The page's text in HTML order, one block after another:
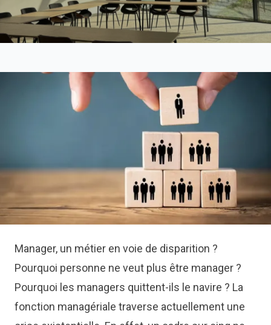
Manager, un métier en voie de disparition ?
Pourquoi personne ne veut plus être manager ? Pourquoi les managers quittent-ils le navire ? La fonction managériale traverse actuellement une crise existentielle. En effet, un cadre sur cinq ne souhaite plus exercer de fonction d'encadrement, et ce chiffre monte à 70% chez les salariés qui ne veulent jamais devenir manager. Ces tendances sont encore plus prononcées chez la nouvelle génération, la fameuse Gen Z. Vous pourriez penser que vos offres d'emploi, parsemées de mots tels que "leadership", "coordination", "encadrement", ou de phrases comme "vous recruterez votre propre équipe", attirent davantage de talents. Mais en réalité, ce n'est pas si sûr. 👍 Pour ma génération, arrivée sur le marché du travail au début des années 2000, le management était perçu comme un objectif, un Graal, un accomplissement. Cependant, les vocations managériales se font de plus en plus rares. Pourquoi une telle indifférence, une telle désaffection pour le management d’équipe ? Comment l’imaginaire représentatif des jeunes cadres a-t-il pu en arriver là ? Et surtout, comment (re)donner envie pour les rôles d’encadrement en entreprise ? Quatre raisons pour lesquelles devenir manager ne fait plus autant rêver qu’avant 1. Une surcharge de travail et le poids des responsabilités Le rôle de manager est de plus en plus perçu comme stressant, principalement en raison de l'accélération du changement dans le contexte économique. Nous évoluons désormais dans un environnement VICA (Volatile, Incertain, Complexe et Ambigu), ce qui peut susciter des inquiétudes légitimes. → Concrètement, la pertinence des décisions stratégiques prises par un manager aujourd'hui n'est plus garantie. Les données et les situations peuvent évoluer rapidement, comme nous l'avons vu avec la crise du Covid et l'introduction de l'IA dans le monde professionnel. La gestion des équipes exige également des compétences en communication et en gestion des conflits, ce qui peut être source de stress pour ceux qui ne se sentent pas à l'aise dans ces domaines. 😥 L'ensemble de ces facteurs peut amener certains salariés à renoncer à des postes de management au profit de rôles moins exposés et moins contraignants, en attendant des jours meilleur s. 2 - L'autonomie des collaborateurs Les pratiques de travail évoluent vers des modèles moins hiérarchiques, où la décision n'est plus uniquement entre les mains des responsables, mais partagée de manière horizontale et transversale. On parle de désilotage des départements au sein d’une entreprise, d’équipes pluridisciplinaires. → Aux avants postes de cette mutation profonde, les équipes de développement informatique qui utilisent des méthodologies de type “agile”, et pour lesquelles les managers sont devenus des Scrum Masters, c’est-à-dire des facilitateurs plutôt que des donneurs d’ordre. Cette approche offre aux collaborateurs une plus grande liberté, sans la contrainte de devoir superviser les autres. Cette autonomie accrue leur permet de prendre des décisions plus facilement. Cependant, cette liberté peut parfois être un obstacle à leur engagement et à leur motivation, car elle peut entraîner une certaine distance et un sentiment de perte de lien avec l'équipe et l'entreprise. “Le télétravail a entamé la notion d’appartenance à l’entreprise, et poussé vers l’individualisme”, François Dupuy, sociologue du travail. 3 - La remise en question de l'image du métier de manager et de son prestige Traditionnellement perçu comme prestigieux, le rôle de manager est également associé à des responsabilités et un niveau de stress élevé. Cependant, les attentes vis-à-vis du travail ont considérablement évolué. En 2024, tant les collaborateurs que les managers recherchent des postes offrant un meilleur équilibre entre vie professionnelle et personnelle. Ils sont moins enclins à sacrifier leur bien-être et leur qualité de vie pour gravir les échelons hiérarchiques. → Cette transformation des attentes peut expliquer la baisse d'attrait pour les rôles de management. En effet, ces postes ne répondent pas toujours aux nouvelles priorités des travailleurs, axées sur le bien-être, l'équilibre et l'épanouissement au travail. Cette évolution de la perception du métier de manager reflète une prise de conscience plus générale de l'importance de la santé mentale et du bien-être dans l'environnement professionnel. 4 - La fidélisation par le management au sein des entreprises Le concept de carrière ne se limite plus à l'évolution dans la hiérarchie ou au maintien dans le même domaine d'activité. Brandir la carotte du management d'équipe est moins efficace qu'auparavant. Avec moins de carrières linéaires, les parcours professionnels suivent des chemins plus variés, influencés par des facteurs tels qu'internet et l'entrepreneuriat. Cette tendance s'est accentuée pendant la crise sanitaire, où de nombreux collaborateurs et managers ont décidé de changer de voie pour trouver une meilleure adéquation entre leurs valeurs personnelles et leur travail. → De nombreuses personnes recherchent désormais plus de sens dans leur travail, ce qui les amène à envisager des reconversions professionnelles. Certaines préfèrent même se mettre à leur compte plutôt que de gérer une équipe. 5 - L’attente de reconnaissance non satisfaite Durant la période du Covid-19, les managers ont consenti à des efforts considérables pour adapter le mode de travail, tant le leur que celui de leur équipe, au travail à distance. Malgré ces investissements, nombre d'entre eux ont le sentiment de ne pas être suffisamment reconnus pour leurs contributions. En effet, la gestion du travail à distance s'est ajoutée à leurs responsabilités existantes, générant ainsi une charge de travail accrue et de nouveaux défis à surmonter. → Cette situation peut engendrer chez les managers un sentiment d'injustice et de démotivation, les amenant à exprimer un besoin accru de reconnaissance et de soutien dans leurs efforts. Il faut “associer les managers aux réflexions stratégiques, plutôt que de les cantonner à un rôle de passe-plat. Il s’agit aussi de redonner à leur fonction ses lettres de noblesse, et d’en faire des acteurs de la transformation de l’entreprise” Camille Clausier, consultante RH. 7 idées pour redonner l’envie d’avoir envie de manager en entreprise Le management est un pilier essentiel du succès d'une entreprise. Attirer et fidéliser des talents à ce poste est donc un enjeu crucial. Mais comment donner envie aux salariés de franchir le pas et d'endosser ce rôle aux multiples responsabilités ? Identifiez les signes précurseurs chez vos managers → Soyez attentifs aux signes physiques, psychologiques et émotionnels d'épuisement chez vos managers avant que la situation ne devienne critique. Offrez un soutien opérationnel à vos managers → Rien de plus bénéfique que des collègues qui comprennent le contexte pour soutenir d'autres managers. Établissez donc une communauté managériale solide au sein de l’entreprise pour favoriser le lien social et éviter le sentiment d'isolement. En effet, eux aussi peuvent ressentir cette sensation d'être seuls. « Des entreprises généralisent aussi le Codev (codéveloppement professionnel), un outil de résolution des problèmes basé sur l’intelligence collective. Un manager peut l’activer à tout moment, quand il en a besoin, face à une situation complexe, en interrogeant un collègue » André Turba - Directeur Général Oresys Formation et développement → Devenir manager ne s'improvise pas, cela s’apprend. Il est essentiel de proposer aux candidats un accompagnement personnalisé pour les préparer à ce nouveau rôle. Cela peut prendre la forme de formations en management et leadership, de programmes de mentorat, de coaching individuel ou de mise en situation progressive. L'objectif est de leur donner les outils et les compétences nécessaires pour réussir dans leur nouvelle fonction. Comprendre les motivations individuelles → Tout le monde n’a pas envie d’être calife à la place du calife. Certains recherchent de nouveaux défis et une évolution de carrière, tandis que d'autres aspirent à développer une expertise ou à avoir un impact plus important au sein de leur équipe. Il est important de cerner les aspirations individuelles pour proposer des trajectoires professionnelles cohérentes. Flexibilité et équilibre vie professionnelle-vie personnelle → Flexibilité et équilibre vie professionnelle-vie personnelle → Proposez des organisations de travail flexibles qui permettent aux managers de concilier plus facilement leur vie professionnelle et personnelle. Cela peut inclure du télétravail, des horaires flexibles ou des congés payés supplémentaires. Veillez à ce qu’ils maintiennent un équilibre entre vie professionnelle et vie personnelle en les aidant aussi à exercer leur droit à la déconnexion Communiquer sur les opportunités de carrière pour susciter les vocations plutôt que de les imposer → Il est important de communiquer clairement sur les opportunités de carrière offertes aux managers au sein de l'entreprise. Cela peut se faire par le partage d'expériences de managers, la présentation des différents parcours possibles et la mise en avant des perspectives d'évolution. En informant les salariés sur les possibilités qui s'offrent à eux, l'entreprise suscite leur intérêt et les encourage à envisager une carrière managériale. Proposer de tester la fonction de manager ? → Proposer des périodes d'essai pour le rôle de manager peut être une solution efficace pour attirer de nouveaux talents et motiver les collaborateurs actuels. Cette approche permet aux employés de découvrir les responsabilités et les défis du management, tout en offrant à l'entreprise la possibilité d'évaluer leurs compétences et leur potentiel. Cela peut également contribuer à réduire le sentiment de risque et d'engagement à long terme associé au passage à un poste de management. Vous souhaitez prendre une longueur d'avance sur vos concurrents et optimiser votre processus de recrutement ? Betuned vous accompagne avec : 